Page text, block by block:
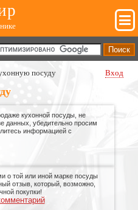
посуду Вход
кухонной посуды, не
данных, убедительно просим
информацией с
о той или иной марке посуды
отзыв, который, возможно,
покупки!